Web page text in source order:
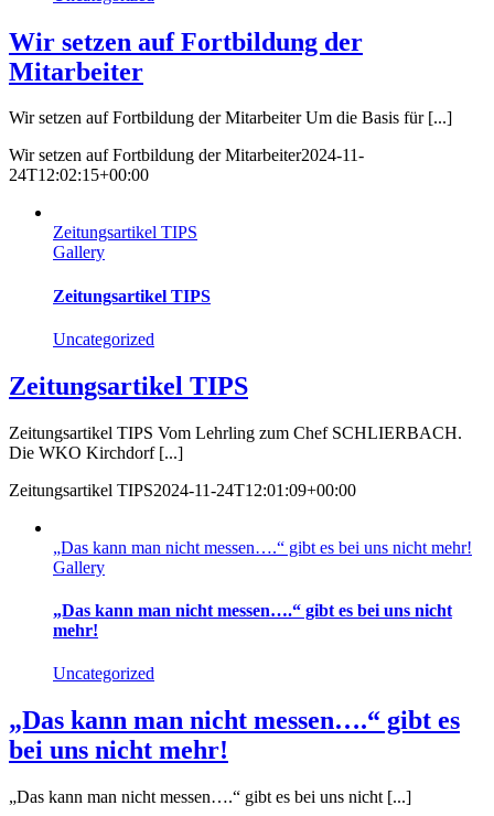
Wir setzen auf Fortbildung der
Mitarbeiter
Wir setzen auf Fortbildung der Mitarbeiter Um die Basis für [...]
Wir setzen auf Fortbildung der Mitarbeiter2024-11-
24T12:02:15+00:00
Zeitungsartikel TIPS
Gallery
Zeitungsartikel TIPS
Uncategorized
Zeitungsartikel TIPS
Zeitungsartikel TIPS Vom Lehrling zum Chef SCHLIERBACH.
Die WKO Kirchdorf [...]
Zeitungsartikel TIPS2024-11-24T12:01:09+00:00
„Das kann man nicht messen….“ gibt es bei uns nicht mehr!
Gallery
„Das kann man nicht messen….“ gibt es bei uns nicht
mehr!
Uncategorized
„Das kann man nicht messen….“ gibt es
bei uns nicht mehr!
„Das kann man nicht messen….“ gibt es bei uns nicht [...]